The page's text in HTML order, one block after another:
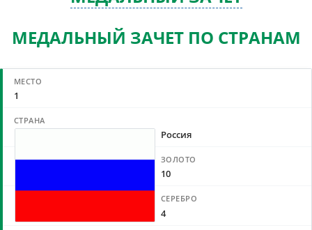
МЕДАЛЬНЫЙ ЗАЧЕТ ПО СТРАНАМ
1
Россия
10
4